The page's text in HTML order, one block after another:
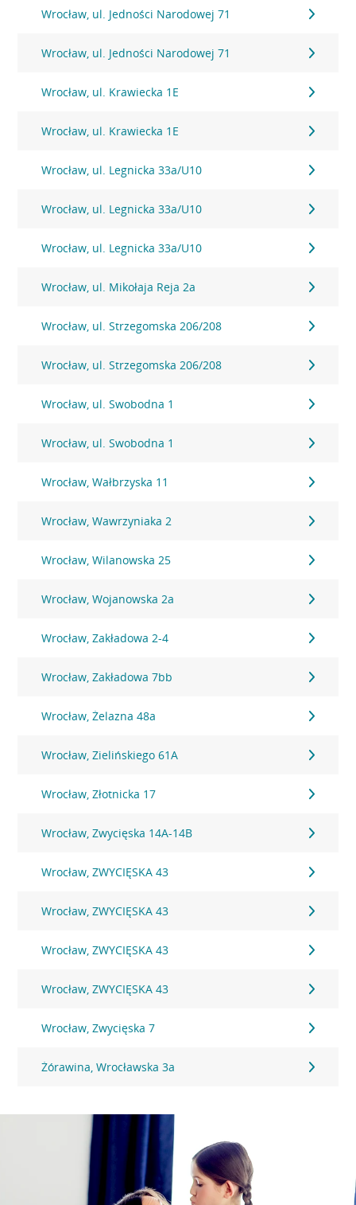
Wrocław, ul. Jedności Narodowej 71
Wrocław, ul. Jedności Narodowej 71
Wrocław, ul. Krawiecka 1E
Wrocław, ul. Krawiecka 1E
Wrocław, ul. Legnicka 33a/U10
Wrocław, ul. Legnicka 33a/U10
Wrocław, ul. Legnicka 33a/U10
Wrocław, ul. Mikołaja Reja 2a
Wrocław, ul. Strzegomska 206/208
Wrocław, ul. Strzegomska 206/208
Wrocław, ul. Swobodna 1
Wrocław, ul. Swobodna 1
Wrocław, Wałbrzyska 11
Wrocław, Wawrzyniaka 2
Wrocław, Wilanowska 25
Wrocław, Wojanowska 2a
Wrocław, Zakładowa 2-4
Wrocław, Zakładowa 7bb
Wrocław, Żelazna 48a
Wrocław, Zielińskiego 61A
Wrocław, Złotnicka 17
Wrocław, Zwycięska 14A-14B
Wrocław, ZWYCIĘSKA 43
Wrocław, ZWYCIĘSKA 43
Wrocław, ZWYCIĘSKA 43
Wrocław, ZWYCIĘSKA 43
Wrocław, Zwycięska 7
Żórawina, Wrocławska 3a